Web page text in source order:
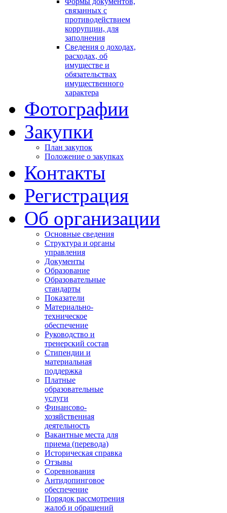
связанных с
противодействием
коррупции, для
заполнения
Сведения о доходах,
расходах, об
имуществе и
обязательствах
имущественного
характера
Фотографии
Закупки
План закупок
Положение о закупках
Контакты
Регистрация
Об организации
Основные сведения
Структура и органы
управления
Документы
Образование
Образовательные
стандарты
Показатели
Материально-
техническое
обеспечение
Руководство и
тренерский состав
Стипендии и
материальная
поддержка
Платные
образовательные
услуги
Финансово-
хозяйственная
деятельность
Вакантные места для
приема (перевода)
Историческая справка
Отзывы
Соревнования
Антидопинговое
обеспечение
Порядок рассмотрения
жалоб и обращений